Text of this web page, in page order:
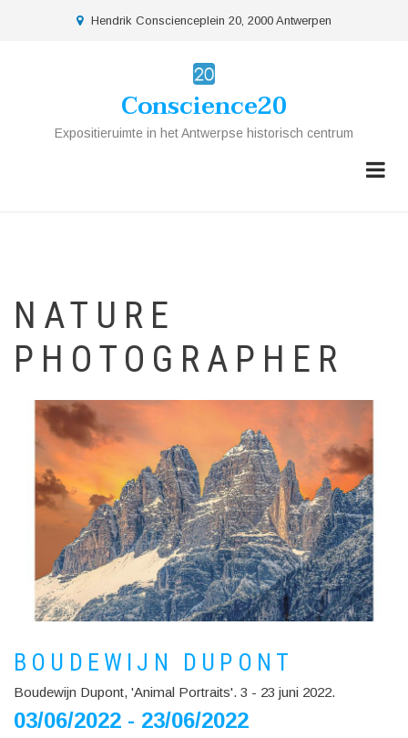
location
Hendrik Conscienceplein 20, 2000 Antwerpen
Conscience20
Expositieruimte in het Antwerpse historisch centrum
NATURE
PHOTOGRAPHER
BOUDEWIJN DUPONT
Boudewijn Dupont, 'Animal Portraits'. 3 - 23 juni 2022.
03/06/2022 - 23/06/2022